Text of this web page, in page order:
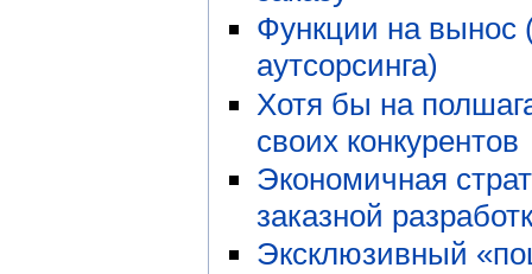
Функции на вынос
аутсорсинга)
Хотя бы на
своих конкурентов
Экономичная
заказной
Эксклюзивный